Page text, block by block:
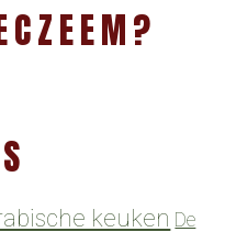
keuken De